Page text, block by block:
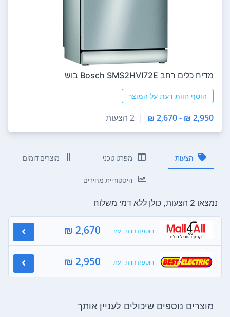
מדיח כלים ‏רחב Bosch SMS2HVI72E בוש
הוסף חוות דעת על המוצר
2,950 ₪ - 2,670 ₪
| 2 הצעות
הצעות מפרט טכני מוצרים דומים
היסטוריית מחירים
נמצאו 2 הצעות, כולן ללא דמי משלוח
הוספת חוות דעת 2,670 ₪
הוספת חוות דעת 2,950 ₪
מוצרים נוספים שיכולים לעניין אותך